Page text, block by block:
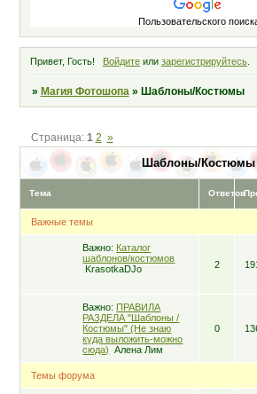
Пользовательского
Привет, Гость! Войдитеили зарегистрируйтесь.
» Магия Фотошопа » Шаблоны/Костюмы
Шаблоны/Костюмы
Страница: 1 2 »
Тема Ответов
Важные темы
Важно: Каталог
шаблонов/костюмов
KrasotkaDJo
2
Важно: ПРАВИЛА
РАЗДЕЛА "Шаблоны /
Костюмы" (Не знаю
куда выложить-можно
сюда)
Алена Лим
0
Темы форума